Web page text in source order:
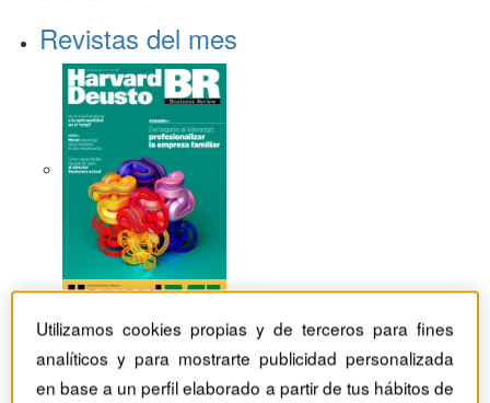
Revistas del mes
Utilizamos cookies propias y de terceros para fines
analíticos y para mostrarte publicidad personalizada
en base a un perfil elaborado a partir de tus hábitos de